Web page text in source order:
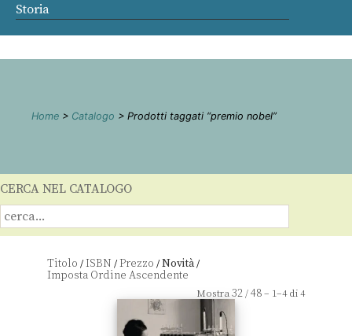
Storia
Home > Catalogo > Prodotti taggati “premio nobel”
CERCA NEL CATALOGO
Titolo /ISBN /Prezzo /Novità/
Mostra32/48– 1–4 di 4